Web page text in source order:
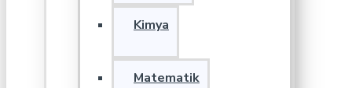
Kimya
Matematik